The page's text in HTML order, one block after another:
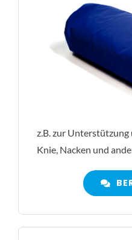
z.B. zur
Knie, Nacken und